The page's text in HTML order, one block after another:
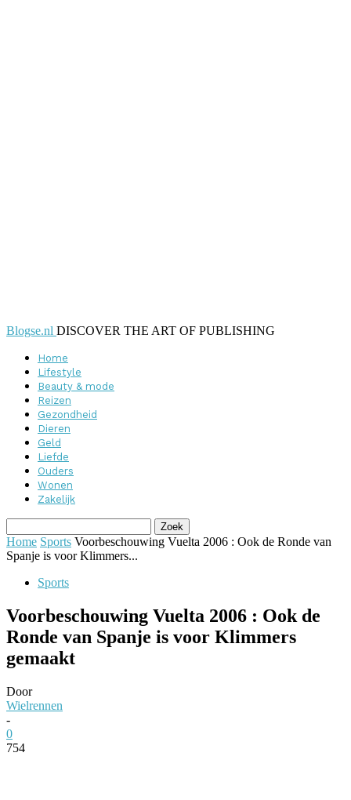
Blogse.nl DISCOVER THE ART OF PUBLISHING
Home
Lifestyle
Beauty & mode
Reizen
Gezondheid
Dieren
Geld
Liefde
Ouders
Wonen
Zakelijk
Home Sports Voorbeschouwing Vuelta 2006 : Ook de Ronde van
Spanje is voor Klimmers...
Sports
Voorbeschouwing Vuelta 2006 : Ook de
Ronde van Spanje is voor Klimmers
gemaakt
Door
Wielrennen
-
0
754